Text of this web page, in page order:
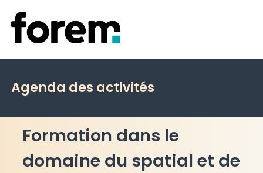
Agenda des activités
Formation dans le
domaine du spatial et de